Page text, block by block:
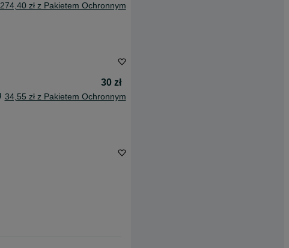
274,40 zł z Pakietem Ochronnym
30 zł
34,55 zł z Pakietem Ochronnym